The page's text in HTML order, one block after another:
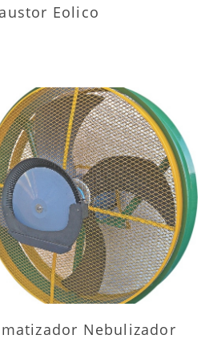
Eolico
MAIS INFORMAÇÕES
Nebulizador